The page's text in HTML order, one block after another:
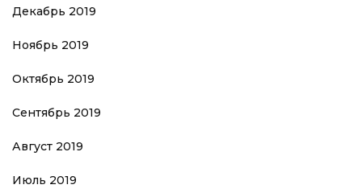
Декабрь 2019
Ноябрь 2019
Октябрь 2019
Сентябрь 2019
Август 2019
Июль 2019